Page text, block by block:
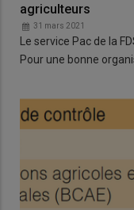
agriculteurs
31 mars 2021
Le service Pac de la
Pour une bonne